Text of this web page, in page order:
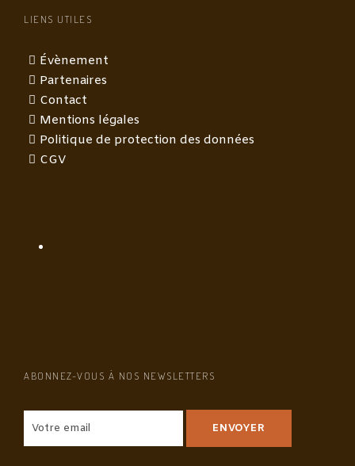
LIENS UTILES
Évènement
Partenaires
Contact
Mentions légales
Politique de protection des données
CGV
ABONNEZ-VOUS À NOS NEWSLETTERS